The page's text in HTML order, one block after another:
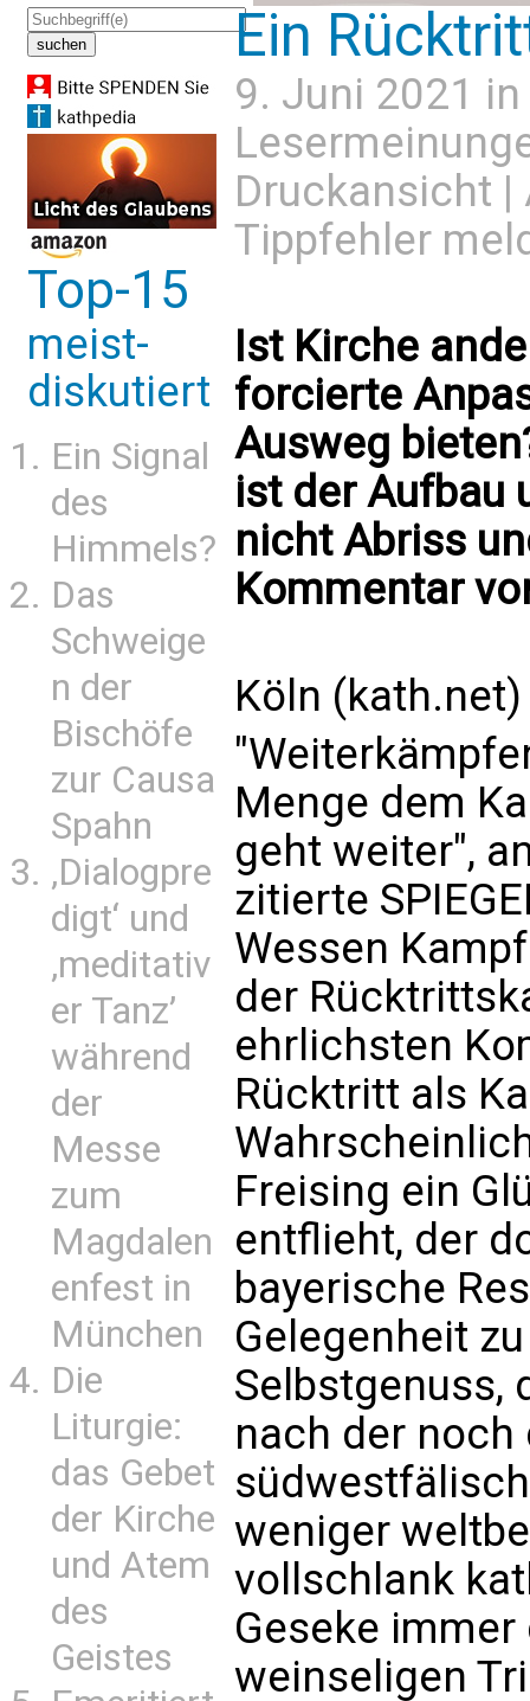
Top-15
meist-
diskutiert
Ein Signal
des
Himmels?
Das
Schweige
n der
Bischöfe
zur Causa
Spahn
‚Dialogpre
digt‘ und
‚meditativ
er Tanz’
während
der
Messe
zum
Magdalen
enfest in
München
Die
Liturgie:
das Gebet
der Kirche
und Atem
des
Geistes
Ein
9. Juni 2021 in
Druckansicht |
Tippfehler
Ist Kirche
forcierte
Ausweg
ist der Aufbau
nicht Abriss
Kommentar
Köln (kath.net)
Menge dem
geht weiter",
zitierte
Wessen
der
ehrlichsten
Rücktritt als
Freising ein
entflieht, der
bayerische
Gelegenheit
Selbstgenuss,
nach der
weniger
vollschlank
Geseke
weinseligen